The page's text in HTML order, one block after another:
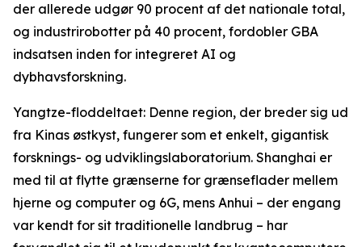
der allerede udgør 90 procent af det nationale total,
og industrirobotter på 40 procent, fordobler GBA
indsatsen inden for integreret AI og
dybhavsforskning.
Yangtze-floddeltaet: Denne region, der breder sig ud
fra Kinas østkyst, fungerer som et enkelt, gigantisk
forsknings- og udviklingslaboratorium. Shanghai er
med til at flytte grænserne for grænseflader mellem
hjerne og computer og 6G, mens Anhui – der engang
var kendt for sit traditionelle landbrug – har